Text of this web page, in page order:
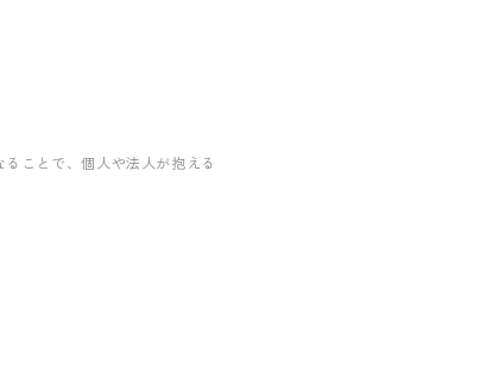
ことで、個人や法人が抱える